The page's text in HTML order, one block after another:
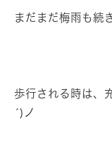
まだまだ梅雨も続
歩行される時は、
´)ノ